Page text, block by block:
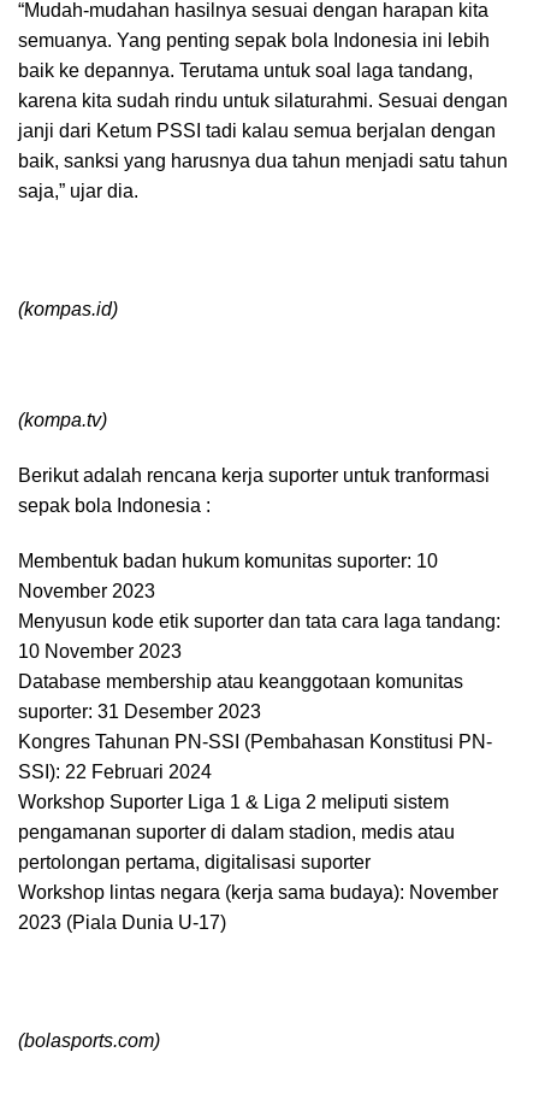
“Mudah-mudahan hasilnya sesuai dengan harapan kita
semuanya. Yang penting sepak bola Indonesia ini lebih
baik ke depannya. Terutama untuk soal laga tandang,
karena kita sudah rindu untuk silaturahmi. Sesuai dengan
janji dari Ketum PSSI tadi kalau semua berjalan dengan
baik, sanksi yang harusnya dua tahun menjadi satu tahun
saja,” ujar dia.
(kompas.id)
(kompa.tv)
Berikut adalah rencana kerja suporter untuk tranformasi
sepak bola Indonesia :
Membentuk badan hukum komunitas suporter: 10
November 2023
Menyusun kode etik suporter dan tata cara laga tandang:
10 November 2023
Database membership atau keanggotaan komunitas
suporter: 31 Desember 2023
Kongres Tahunan PN-SSI (Pembahasan Konstitusi PN-
SSI): 22 Februari 2024
Workshop Suporter Liga 1 & Liga 2 meliputi sistem
pengamanan suporter di dalam stadion, medis atau
pertolongan pertama, digitalisasi suporter
Workshop lintas negara (kerja sama budaya): November
2023 (Piala Dunia U-17)
(bolasports.com)